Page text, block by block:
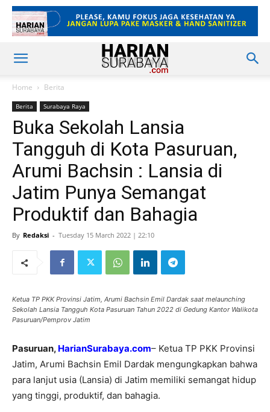
Home Berita
Berita Surabaya Raya
Buka Sekolah Lansia
Tangguh di Kota Pasuruan,
Arumi Bachsin : Lansia di
Jatim Punya Semangat
Produktif dan Bahagia
By Redaksi - Tuesday 15 March 2022 | 22:10
Ketua TP PKK Provinsi Jatim, Arumi Bachsin Emil Dardak saat melaunching
Sekolah Lansia Tangguh Kota Pasuruan Tahun 2022 di Gedung Kantor Walikota
Pasuruan/Pemprov Jatim
Pasuruan, HarianSurabaya.com– Ketua TP PKK Provinsi
Jatim, Arumi Bachsin Emil Dardak mengungkapkan bahwa
para lanjut usia (Lansia) di Jatim memiliki semangat hidup
yang tinggi, produktif, dan bahagia.